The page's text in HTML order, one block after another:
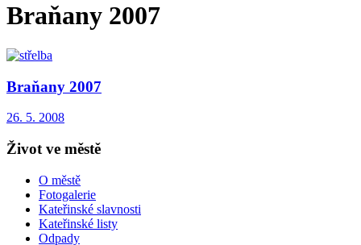
Braňany 2007
Braňany 2007
26. 5. 2008
Život ve městě
O městě
Fotogalerie
Kateřinské slavnosti
Kateřinské listy
Odpady